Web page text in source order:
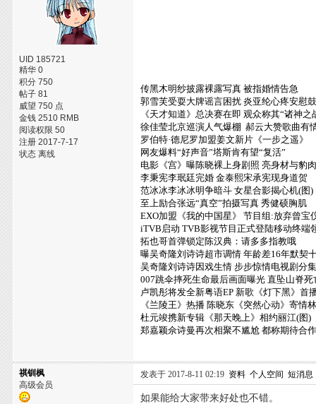
UID 185721
精华 0
积分 750
帖子 81
威望 750 点
金钱 2510 RMB
阅读权限 50
注册 2017-7-17
状态 离线
传黑木明纱披露裸露写真 被指婚情告急
郭雪芙受耍大牌谣言困扰 炎亚纶心疼安慰
《天才知道》总决赛在即 观众称其“诸神之
徐佳莹北京巡演人气爆棚 郝云大赞歌曲有
罗伯特·德尼罗加盟姜文新片《一步之遥》
网友爆料“好声音”塔斯肯有望“复活”
电影《宫》曝陈晓裸上身剧照 亮身材与豹
李秉宪李珉廷完婚 金泰熙宋承宪现身道贺
范冰冰李冰冰明争暗斗 女星合影揭心机(图
至上励合张远“真空”拍摄写真 秀健硕胸肌
EXO加盟《我的中国星》 节目组:放弃曾宝
iTVB启动 TVB影视节目正式登陆移动终端
拓也哥首弹锁定陈汉典：请多多指教哦
曝吴奇隆刘诗诗超市调情 年龄差16年默契
吴奇隆刘诗诗因戏生情 步步惊情电视剧分
007跳伞摔死生命最后画面曝光 直坠山脊
卢凯彤将发全新粤语EP 新歌《灯下黑》首
《兰陵王》热播 陈晓东《突然心动》寄情
杜元竣携新专辑《那天晚上》相约丽江(图)
郑嘉颖佘诗曼再次相聚不尴尬 都称期待合
祺钏枫
高级会员
发表于 2017-8-11 02:19 资料 个人空间 短消息
如果能给大家带来好处也不错。